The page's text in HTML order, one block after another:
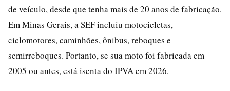
de veículo, desde que tenha mais de 20 anos de fabricação.
Em Minas Gerais, a SEF incluiu motocicletas,
ciclomotores, caminhões, ônibus, reboques e
semirreboques. Portanto, se sua moto foi fabricada em
2005 ou antes, está isenta do IPVA em 2026.